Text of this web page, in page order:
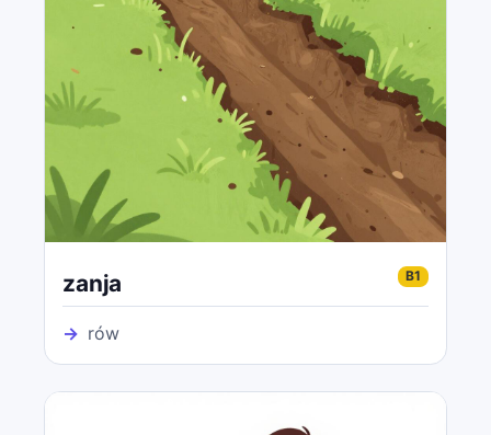
zanja B1
→ rów